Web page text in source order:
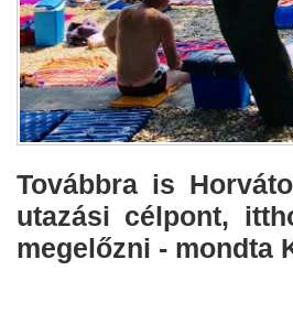
Továbbra is
utazási célpont,
megelőzni - mondta